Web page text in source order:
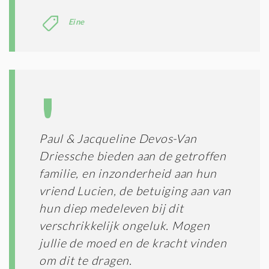
Eine
Paul & Jacqueline Devos-Van
Driessche bieden aan de getroffen
familie, en inzonderheid aan hun
vriend Lucien, de betuiging aan van
hun diep medeleven bij dit
verschrikkelijk ongeluk. Mogen
jullie de moed en de kracht vinden
om dit te dragen.